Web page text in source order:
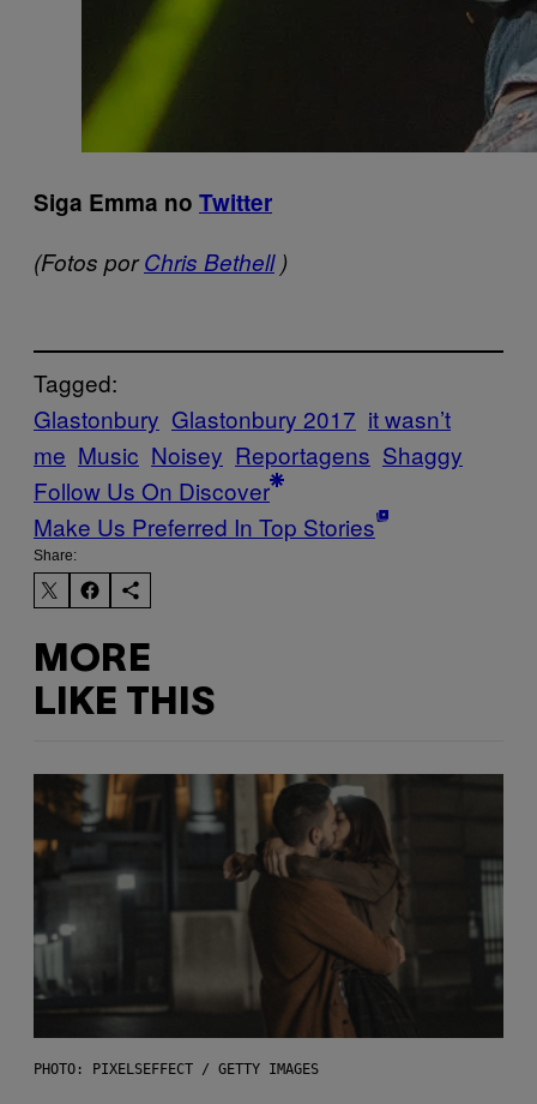
Siga Emma no Twitter
(Fotos porChris Bethell)
Tagged:
Glastonbury Glastonbury 2017 it wasn’t
me Music Noisey Reportagens Shaggy
Follow Us On Discover
Make Us Preferred In Top Stories
Share:
MORE
LIKE THIS
PHOTO: PIXELSEFFECT / GETTY IMAGES